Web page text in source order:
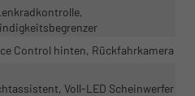
Control hinten, Rückfahrkamera
Voll-LED Scheinwerfer